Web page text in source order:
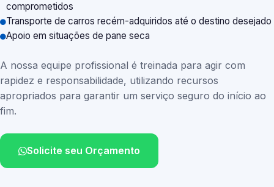
comprometidos
Transporte de carros recém-adquiridos até o destino desejado
Apoio em situações de pane seca
A nossa equipe profissional é treinada para agir com
rapidez e responsabilidade, utilizando recursos
apropriados para garantir um serviço seguro do início ao
fim.
Solicite seu Orçamento